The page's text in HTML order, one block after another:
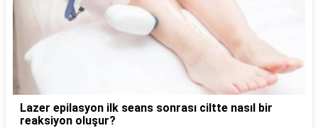
Lazer epilasyon ilk seans sonrası ciltte nasıl bir
reaksiyon oluşur?